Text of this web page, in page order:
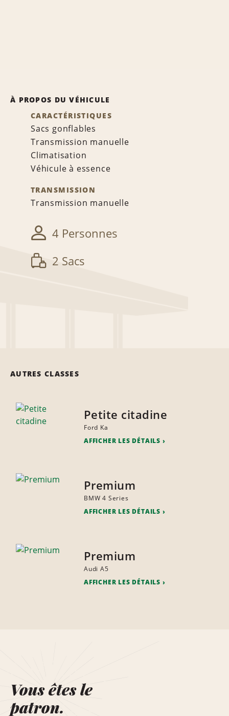
À PROPOS DU VÉHICULE
CARACTÉRISTIQUES
Sacs gonflables
Transmission manuelle
Climatisation
Véhicule à essence
TRANSMISSION
Transmission manuelle
4 Personnes
2 Sacs
AUTRES CLASSES
Petite citadine
Ford Ka
AFFICHER LES DÉTAILS
Premium
BMW 4 Series
AFFICHER LES DÉTAILS
Premium
Audi A5
AFFICHER LES DÉTAILS
Vous êtes le
patron.